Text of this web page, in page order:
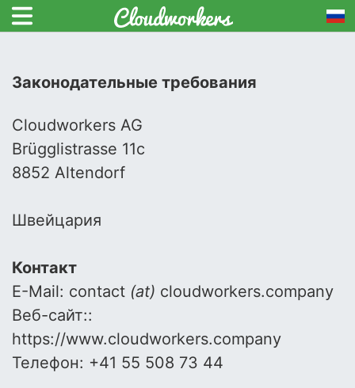
Законодательные требования
Cloudworkers AG
Brügglistrasse 11c
8852 Altendorf
Швейцария
Контакт
E-Mail: contact (at) cloudworkers.company
Веб-сайт::
https://www.cloudworkers.company
Телефон: +41 55 508 73 44